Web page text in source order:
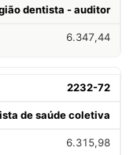
dentista - auditor
6.347,44
2232-72
de saúde coletiva
6.315,98